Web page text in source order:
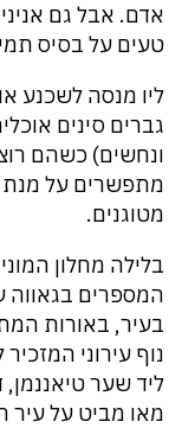
אדם. אבל גם
טעים על בסיס
ליו מנסה לשכנע
גברים סינים
ונחשים) כשהם
מתפשרים על מנת
מטוגנים.
בלילה מחלון
בעיר, באורות
נוף עירוני
ליד שער טיאננמן,
מאו מביט על עיר